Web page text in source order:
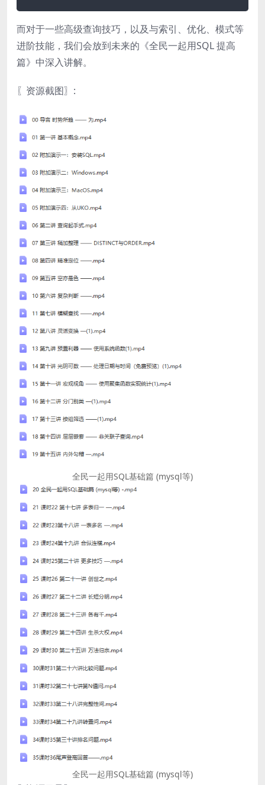
而对于一些高级查询技巧，以及与索引、优化、模式等
进阶技能，我们会放到未来的《全民一起用SQL 提高
篇》中深入讲解。
〖资源截图〗:
全民一起用SQL基础篇 (mysql等)
全民一起用SQL基础篇 (mysql等)